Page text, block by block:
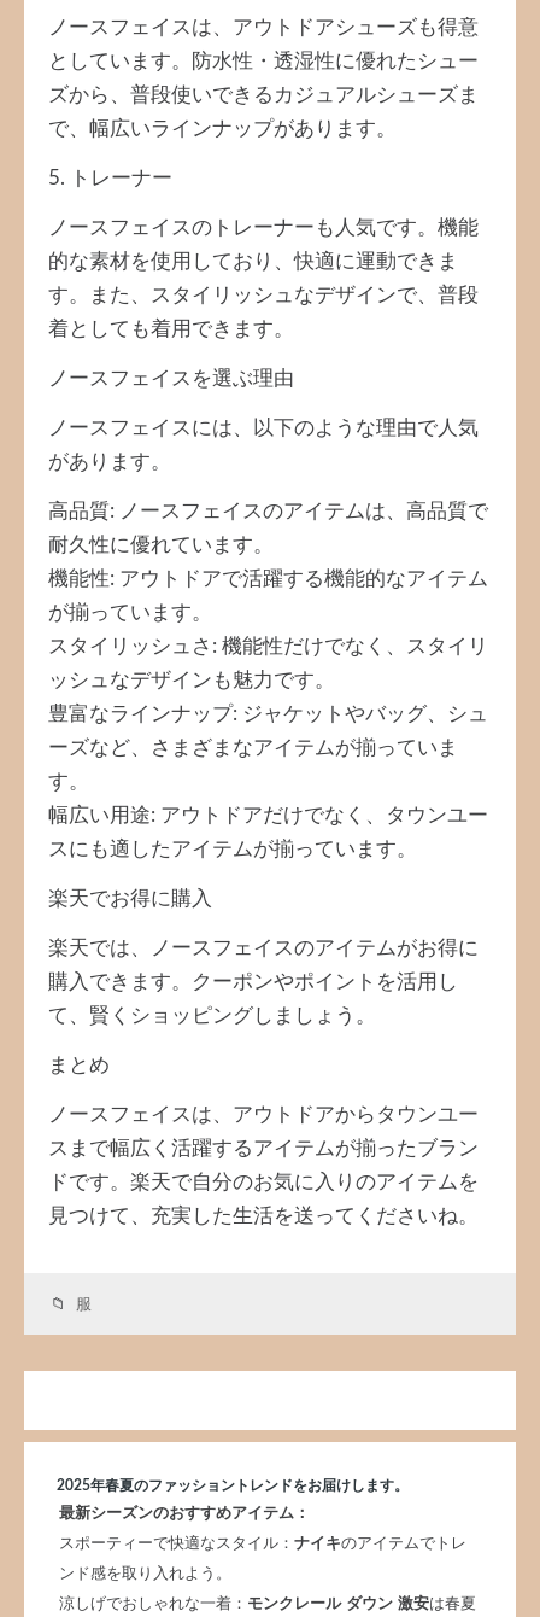
ノースフェイスは、アウトドアシューズも得意
としています。防水性・透湿性に優れたシュー
ズから、普段使いできるカジュアルシューズま
で、幅広いラインナップがあります。
5. トレーナー
ノースフェイスのトレーナーも人気です。機能
的な素材を使用しており、快適に運動できま
す。また、スタイリッシュなデザインで、普段
着としても着用できます。
ノースフェイスを選ぶ理由
ノースフェイスには、以下のような理由で人気
があります。
高品質: ノースフェイスのアイテムは、高品質で
耐久性に優れています。
機能性: アウトドアで活躍する機能的なアイテム
が揃っています。
スタイリッシュさ: 機能性だけでなく、スタイリ
ッシュなデザインも魅力です。
豊富なラインナップ: ジャケットやバッグ、シュ
ーズなど、さまざまなアイテムが揃っていま
す。
幅広い用途: アウトドアだけでなく、タウンユー
スにも適したアイテムが揃っています。
楽天でお得に購入
楽天では、ノースフェイスのアイテムがお得に
購入できます。クーポンやポイントを活用し
て、賢くショッピングしましょう。
まとめ
ノースフェイスは、アウトドアからタウンユー
スまで幅広く活躍するアイテムが揃ったブラン
ドです。楽天で自分のお気に入りのアイテムを
見つけて、充実した生活を送ってくださいね。
服
2025年春夏のファッショントレンドをお届けします。
最新シーズンのおすすめアイテム：
スポーティーで快適なスタイル： ナイキのアイテムでトレ
ンド感を取り入れよう。
涼しげでおしゃれな一着： モンクレール ダウン 激安は春夏